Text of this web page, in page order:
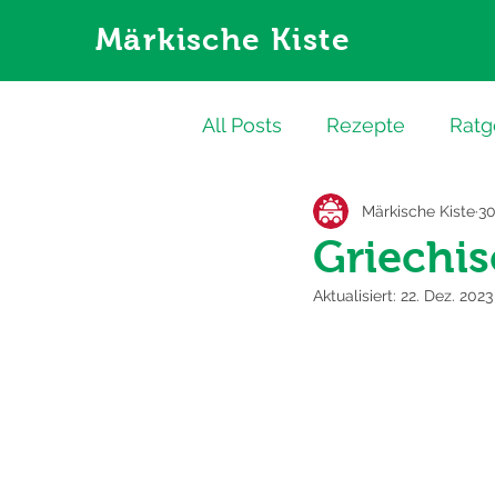
Märkische Kiste
All Posts Rezepte
Märkische Kiste
Aktualisiert: 22. Dez. 2023